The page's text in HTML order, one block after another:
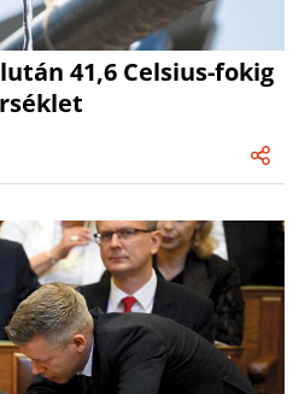
41,6 Celsius-fokig